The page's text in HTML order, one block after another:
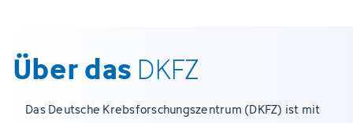
Über das DKFZ
Das Deutsche Krebsforschungszentrum (DKFZ) ist mit